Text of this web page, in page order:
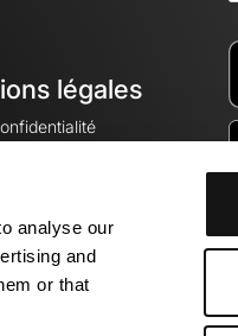
analyse our
and
or that
légales
cookies